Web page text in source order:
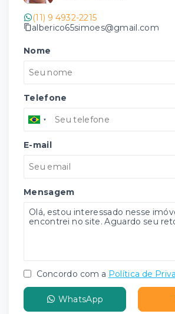
(11) 9 4932-2215
alberico65simoes@gmail.com
Nome
Telefone
E-mail
Mensagem
Concordo com a Política de
WhatsApp